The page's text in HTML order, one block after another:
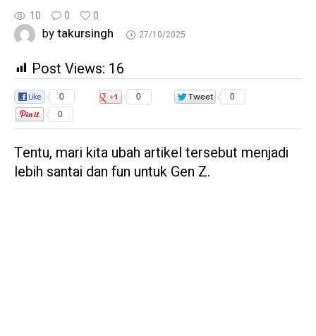
10 0 0
bytakursingh 27/10/2025
Post Views: 16
0 0
0
0
Tentu, mari kita ubah artikel tersebut menjadi
lebih santai dan fun untuk Gen Z.